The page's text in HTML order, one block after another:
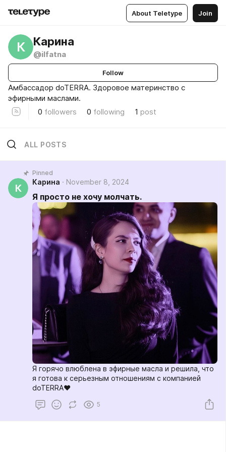
About Teletype Join
К Карина
@ilfatna
Follow
Амбассадор doTERRA. Здоровое материнство с
эфирными маслами.
0 followers 0 following 1 post
ALL POSTS
Pinned
К
Карина November 8, 2024
Я просто не хочу молчать.
Я горячо влюблена в эфирные масла и решила, что
я готова к серьезным отношениям с компанией
doTERRA❤️
5